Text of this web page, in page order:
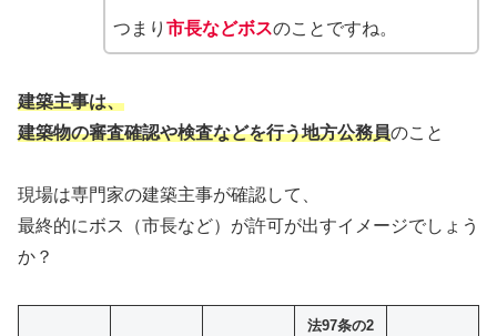
つまり 市長などボスのことですね。
建築主事は、
建築物の審査確認や検査などを行う地方公務員のこと
現場は専門家の建築主事が確認して、
最終的にボス（市長など）が許可が出すイメージでしょう
か？
法97条の2